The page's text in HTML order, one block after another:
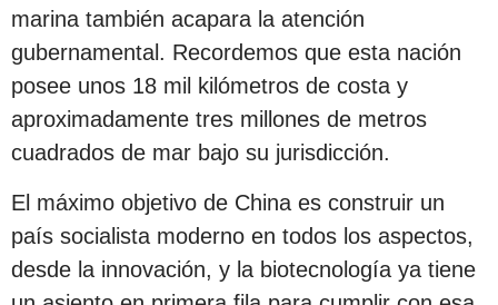
marina también acapara la atención
gubernamental. Recordemos que esta nación
posee unos 18 mil kilómetros de costa y
aproximadamente tres millones de metros
cuadrados de mar bajo su jurisdicción.
El máximo objetivo de China es construir un
país socialista moderno en todos los aspectos,
desde la innovación, y la biotecnología ya tiene